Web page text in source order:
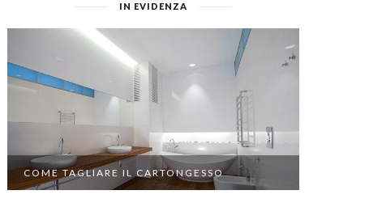
IN EVIDENZA
COME TAGLIARE IL CARTONGESSO